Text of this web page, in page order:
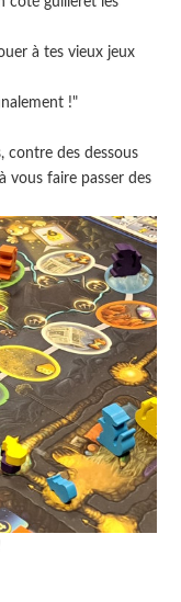
à tes vieux jeux
!"
contre des dessous
vous faire passer des